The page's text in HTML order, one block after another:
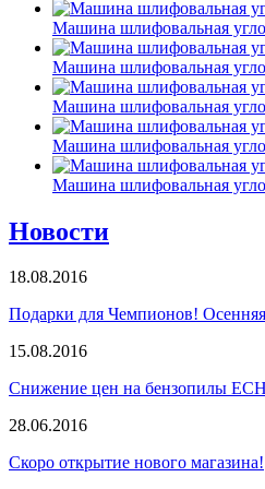
Машина шлифовальная
Машина шлифовальная
Машина шлифовальная
Машина шлифовальная
Машина шлифовальная
Новости
18.08.2016
Подарки для Чемпионов!
15.08.2016
Снижение цен на бензопилы
28.06.2016
Скоро открытие нового магазина!